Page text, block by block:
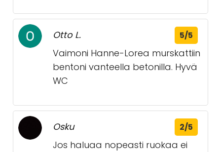
Otto L. 5/5
Vaimoni Hanne-Lorea murskattiin
bentoni vanteella betonilla. Hyvä
WC
Osku 2/5
Jos haluaa nopeasti ruokaa ei